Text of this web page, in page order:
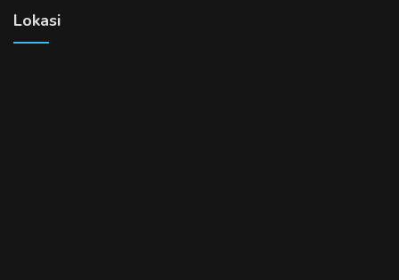
Lokasi